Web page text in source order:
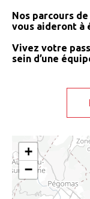
Nos parcours
vous aideront à
Vivez votre
sein d’une
+
−